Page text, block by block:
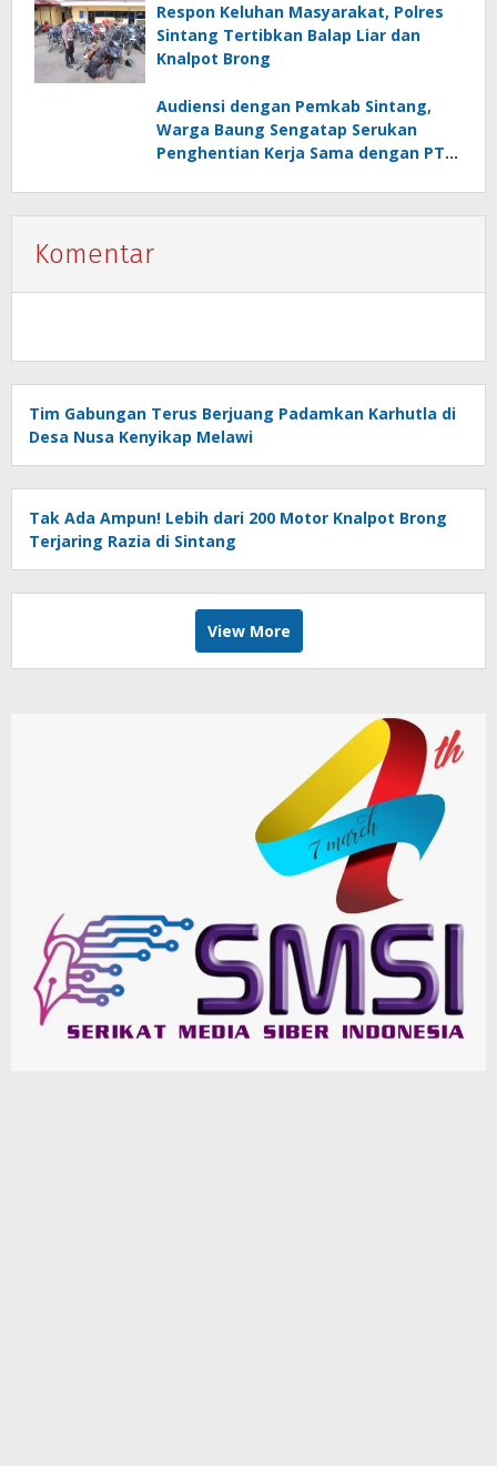
Respon Keluhan Masyarakat, Polres
Sintang Tertibkan Balap Liar dan
Knalpot Brong
Audiensi dengan Pemkab Sintang,
Warga Baung Sengatap Serukan
Penghentian Kerja Sama dengan PT
Komentar
Tim Gabungan Terus Berjuang Padamkan Karhutla di
Desa Nusa Kenyikap Melawi
Tak Ada Ampun! Lebih dari 200 Motor Knalpot Brong
Terjaring Razia di Sintang
View More